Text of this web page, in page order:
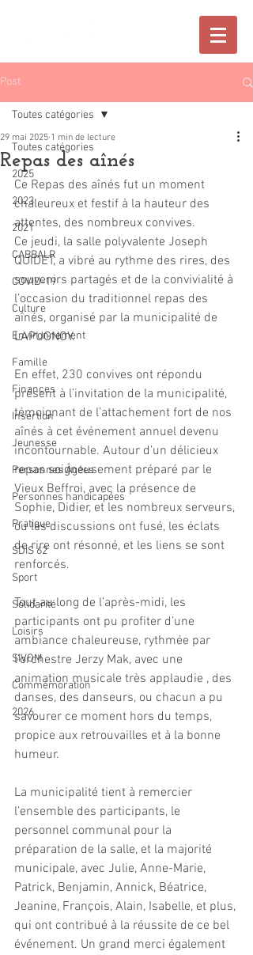
Post
Toutes catégories
2025
2023
2021
CABBALR
COVID-19
Culture
Environnement
Famille
Finances
Insertion
Jeunesse
Personnes Âgées
Personnes handicapées
Pratique
SDIS 62
Sport
Solidarité
Loisirs
SIVOM
Commémoration
2026
Toutes catégories
Repas des aînés
29 mai 2025 1 min de lecture
Ce Repas des aînés fut un moment
chaleureux et festif à la hauteur des
attentes, des nombreux convives.
Ce jeudi, la salle polyvalente Joseph
QUIDET, a vibré au rythme des rires, des
souvenirs partagés et de la convivialité à
l’occasion du traditionnel repas des
aînés, organisé par la municipalité de
LAPUGNOY.
En effet, 230 convives ont répondu
présent à l’invitation de la municipalité,
témoignant de l’attachement fort de nos
aînés à cet événement annuel devenu
incontournable. Autour d’un délicieux
repas soigneusement préparé par le
Vieux Beffroi, avec la présence de
Sophie, Didier, et les nombreux serveurs,
ou les discussions ont fusé, les éclats
de rire ont résonné, et les liens se sont
renforcés.
Tout au long de l’après-midi, les
participants ont pu profiter d’une
ambiance chaleureuse, rythmée par
l’orchestre Jerzy Mak, avec une
animation musicale très applaudie , des
danses, des danseurs, ou chacun a pu
savourer ce moment hors du temps,
propice aux retrouvailles et à la bonne
humeur.
La municipalité tient à remercier
l’ensemble des participants, le
personnel communal pour la
préparation de la salle, et la majorité
municipale, avec Julie, Anne-Marie,
Patrick, Benjamin, Annick, Béatrice,
Jeanine, François, Alain, Isabelle, et plus,
qui ont contribué à la réussite de ce bel
événement. Un grand merci également